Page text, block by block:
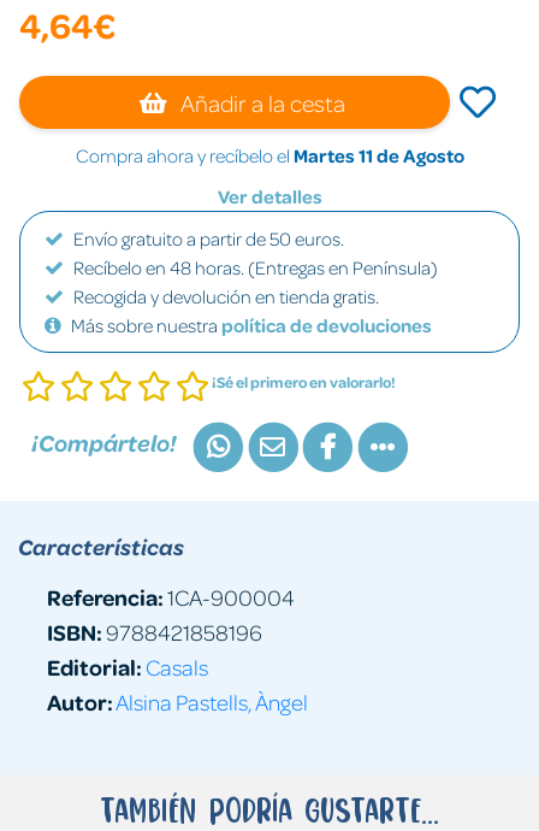
4,64€
Añadir a la cesta
Compra ahora y recíbelo el Martes 11 de Agosto
Ver detalles
Envío gratuito a partir de 50 euros.
Recíbelo en 48 horas. (Entregas en Península)
Recogida y devolución en tienda gratis.
Más sobre nuestra política de devoluciones
¡Sé el primero en valorarlo!
¡Compártelo!
Características
Referencia:1CA-900004
ISBN:9788421858196
Editorial: Casals
Autor:Alsina Pastells, Àngel
También podría gustarte...